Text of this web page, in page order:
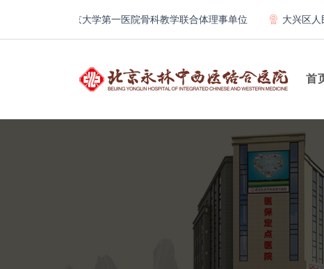
北京大学第一医院骨科教学联合体理事单位 大兴区人民
首